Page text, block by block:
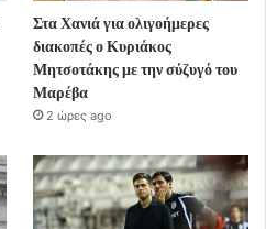
Στα Χανιά για ολιγοήμερες
διακοπές ο Κυριάκος
Μητσοτάκης με την σύζυγό του
Μαρέβα
2 ώρες ago